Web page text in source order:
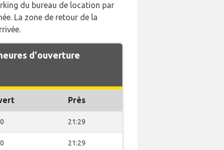
du bureau de location par
La zone de retour de la
d'ouverture
Près
21:29
21:29